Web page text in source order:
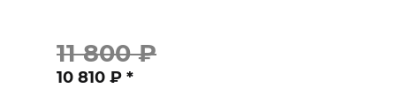
11 800 ₽
10 810 ₽ *